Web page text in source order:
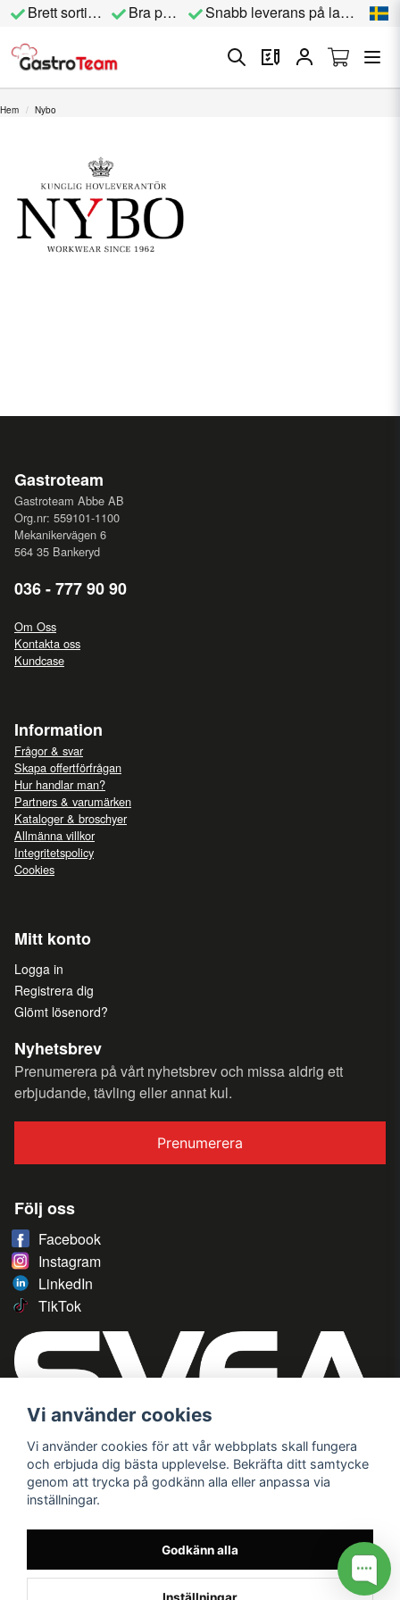
Brett sortiment Bra priser Snabb leverans på lagervara
Hem Nybo
Gastroteam
Gastroteam Abbe AB
Org.nr: 559101-1100
Mekanikervägen 6
564 35 Bankeryd
036 - 777 90 90
Om Oss
Kontakta oss
Kundcase
Information
Frågor & svar
Skapa offertförfrågan
Hur handlar man?
Partners & varumärken
Kataloger & broschyer
Allmänna villkor
Integritetspolicy
Cookies
Mitt konto
Logga in
Registrera dig
Glömt lösenord?
Nyhetsbrev
Prenumerera på vårt nyhetsbrev och missa aldrig ett
erbjudande, tävling eller annat kul.
Prenumerera
Följ oss
Facebook
Instagram
LinkedIn
TikTok
Vi använder cookies
Vi använder cookies för att vår webbplats skall fungera
och erbjuda dig bästa upplevelse. Bekräfta ditt samtycke
genom att trycka på godkänn alla eller anpassa via
inställningar.
Godkänn alla